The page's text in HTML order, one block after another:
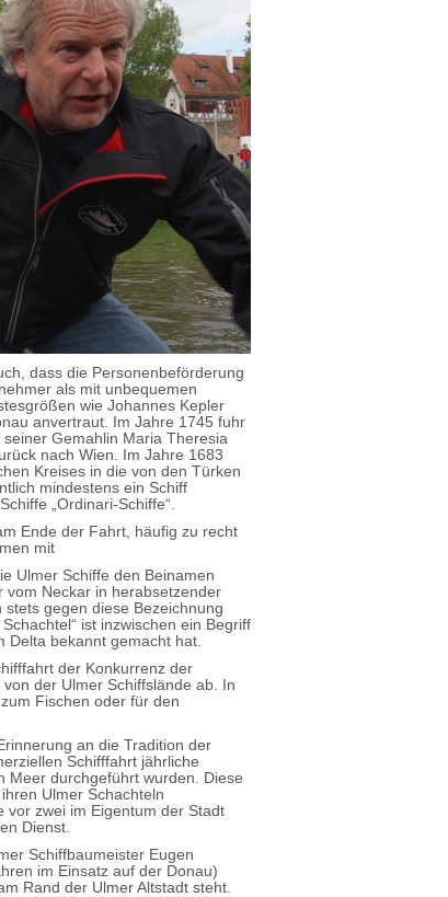
dass die Personenbeförderung
als mit unbequemen
wie Johannes Kepler
anvertraut. Im Jahre 1745 fuhr
Gemahlin Maria Theresia
nach Wien. Im Jahre 1683
Kreises in die von den Türken
mindestens ein Schiff
„Ordinari-Schiffe“.
Ende der Fahrt, häufig zu recht
mit
Ulmer Schiffe den Beinamen
vom Neckar in herabsetzender
gegen diese Bezeichnung
ist inzwischen ein Begriff
bekannt gemacht hat.
der Konkurrenz der
der Ulmer Schiffslände ab. In
Fischen oder für den
an die Tradition der
Schifffahrt jährliche
Meer durchgeführt wurden. Diese
Ulmer Schachteln
vor zwei im Eigentum der Stadt
Dienst.
Schiffbaumeister Eugen
im Einsatz auf der Donau)
Rand der Ulmer Altstadt steht.